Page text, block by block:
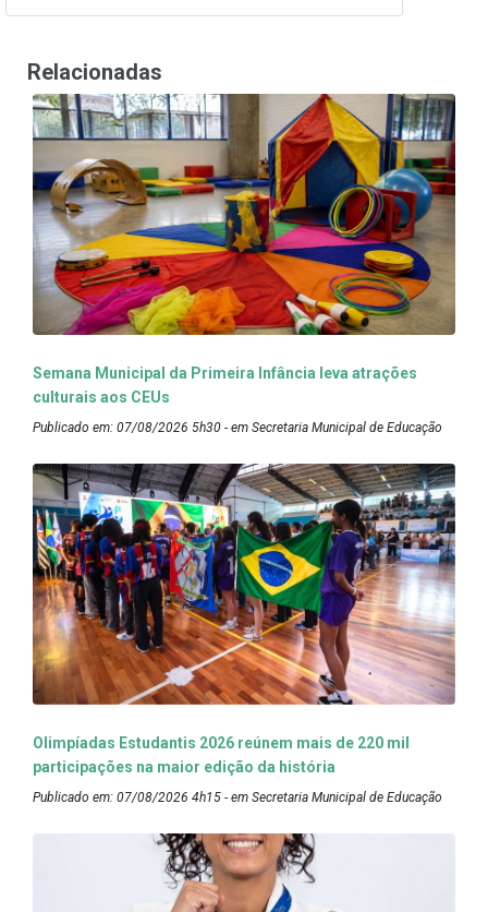
Relacionadas
Semana Municipal da Primeira Infância leva atrações
culturais aos CEUs
Publicado em: 07/08/2026 5h30 - em Secretaria Municipal de Educação
Olimpíadas Estudantis 2026 reúnem mais de 220 mil
participações na maior edição da história
Publicado em: 07/08/2026 4h15 - em Secretaria Municipal de Educação